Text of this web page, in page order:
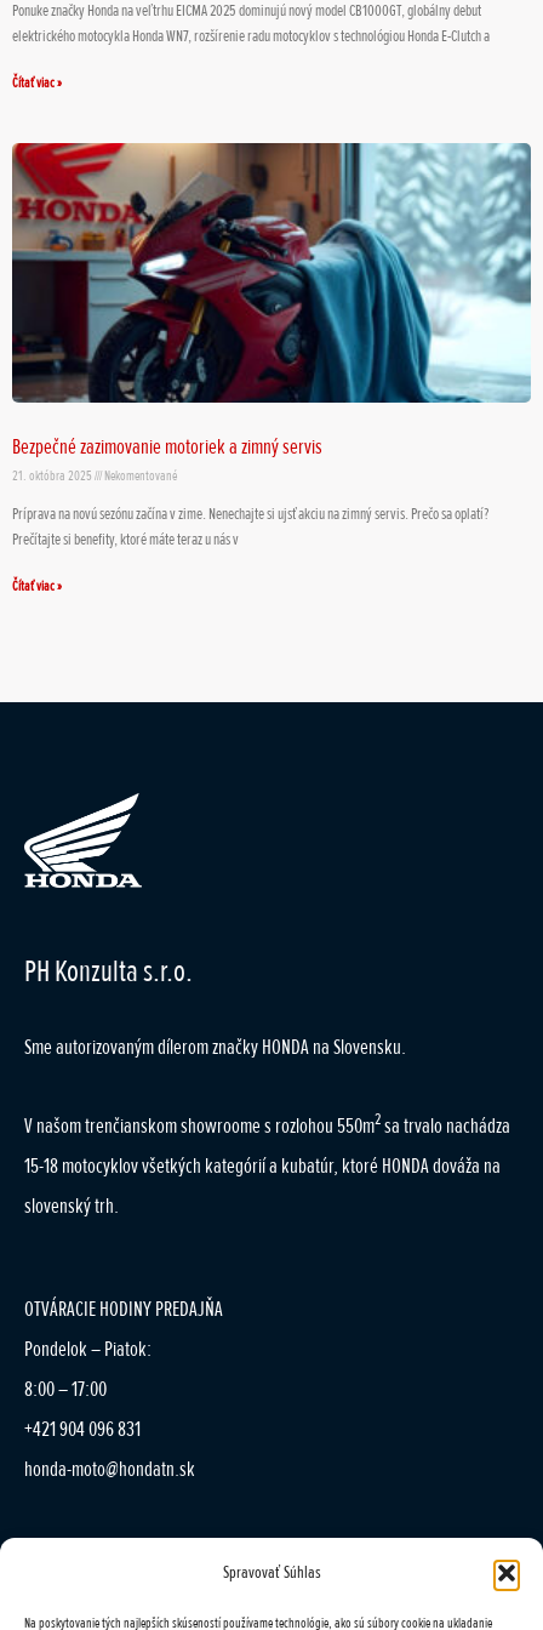
Spravovať Súhlas
Na poskytovanie tých najlepších skúseností používame technológie, ako sú súbory cookie na ukladanie
Ponuke značky Honda na veľtrhu EICMA 2025 dominujú nový model CB1000GT, globálny debut
elektrického motocykla Honda WN7, rozšírenie radu motocyklov s technológiou Honda E-Clutch a
Čítať viac »
Bezpečné zazimovanie motoriek a zimný servis
21. októbra 2025 Nekomentované
Príprava na novú sezónu začína v zime. Nenechajte si ujsť akciu na zimný servis. Prečo sa oplatí?
Prečítajte si benefity, ktoré máte teraz u nás v
Čítať viac »
PH Konzulta s.r.o.
Sme autorizovaným dílerom značky HONDA na Slovensku.
V našom trenčianskom showroome s rozlohou 550m2sa trvalo nachádza
15-18 motocyklov všetkých kategórií a kubatúr, ktoré HONDA dováža na
slovenský trh.
OTVÁRACIE HODINY PREDAJŇA
Pondelok – Piatok:
8:00 – 17:00
+421 904 096 831
honda-moto@hondatn.sk